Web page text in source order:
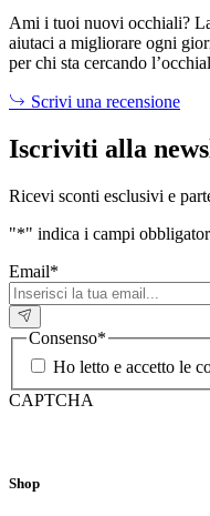
Ami i tuoi nuovi occhiali?
aiutaci a migliorare ogni
per chi sta cercando
Scrivi una recensione
Iscriviti alla
Ricevi sconti esclusivi e
"*" indica i campi
Email*
Consenso*
Ho letto e accetto le
CAPTCHA
Shop